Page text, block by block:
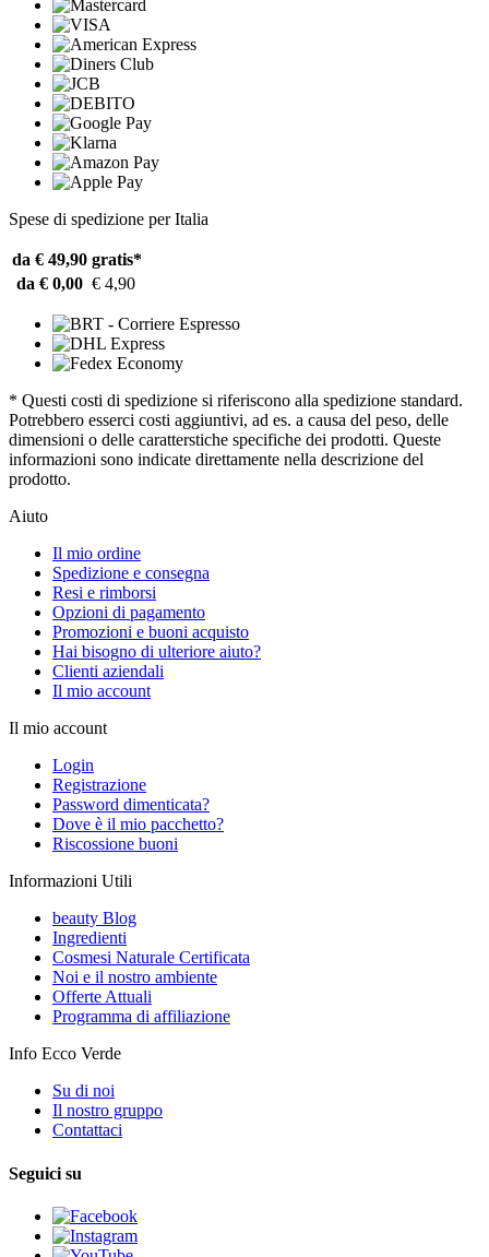
Spese di spedizione per Italia
da € 49,90 gratis*
da € 0,00 € 4,90
* Questi costi di spedizione si riferiscono alla spedizione standard.
Potrebbero esserci costi aggiuntivi, ad es. a causa del peso, delle
dimensioni o delle caratterstiche specifiche dei prodotti. Queste
informazioni sono indicate direttamente nella descrizione del
prodotto.
Aiuto
Il mio ordine
Spedizione e consegna
Resi e rimborsi
Opzioni di pagamento
Promozioni e buoni acquisto
Hai bisogno di ulteriore aiuto?
Clienti aziendali
Il mio account
Il mio account
Login
Registrazione
Password dimenticata?
Dove è il mio pacchetto?
Riscossione buoni
Informazioni Utili
beauty Blog
Ingredienti
Cosmesi Naturale Certificata
Noi e il nostro ambiente
Offerte Attuali
Programma di affiliazione
Info Ecco Verde
Su di noi
Il nostro gruppo
Contattaci
Seguici su